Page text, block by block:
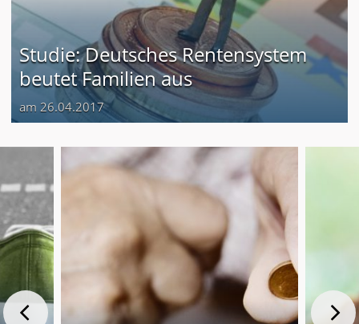
Studie: Deutsches Rentensystem
beutet Familien aus
am 26.04.2017